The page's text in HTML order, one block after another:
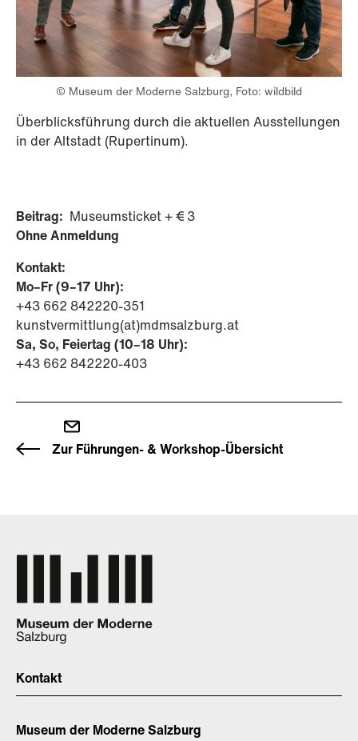
© Museum der Moderne Salzburg, Foto: wildbild
Überblicksführung durch die aktuellen Ausstellungen
in der Altstadt (Rupertinum).
Beitrag: Museumsticket + € 3
Ohne Anmeldung
Kontakt:
Mo–Fr (9–17 Uhr):
+43 662 842220-351
kunstvermittlung(at)mdmsalzburg.at
Sa, So, Feiertag (10–18 Uhr):
+43 662 842220-403
Zur Führungen- & Workshop-Übersicht
Kontakt
Museum der Moderne Salzburg